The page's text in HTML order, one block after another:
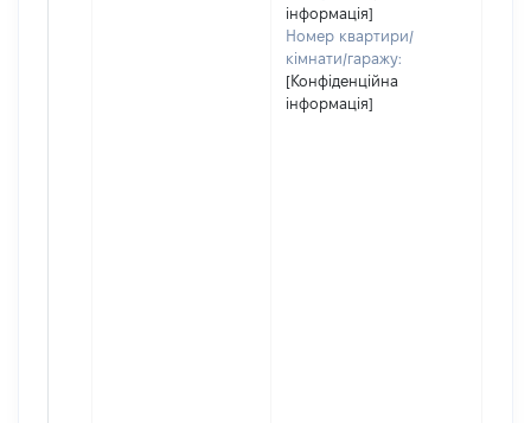
інформація]
Номер квартири/
кімнати/гаражу:
[Конфіденційна
інформація]